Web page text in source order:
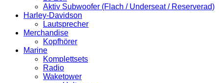
Aktiv Subwoofer (Flach / Underseat / Reserverad)
Harley-Davidson
Lautsprecher
Merchandise
Kopfhörer
Marine
Komplettsets
Radio
Waketower